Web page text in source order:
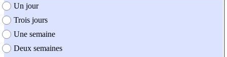
création de l'offre
Un jour
Trois jours
Une semaine
Deux semaines